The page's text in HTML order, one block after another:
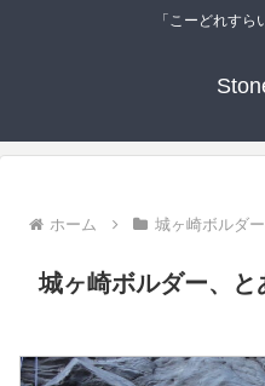
「こーどれすら
ホーム 城ヶ崎ボルダー
城ヶ崎ボルダー、